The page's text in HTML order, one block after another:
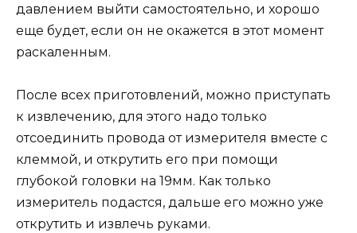
давлением выйти самостоятельно, и хорошо
еще будет, если он не окажется в этот момент
раскаленным.
После всех приготовлений, можно приступать
к извлечению, для этого надо только
отсоединить провода от измерителя вместе с
клеммой, и открутить его при помощи
глубокой головки на 19мм. Как только
измеритель подастся, дальше его можно уже
открутить и извлечь руками.